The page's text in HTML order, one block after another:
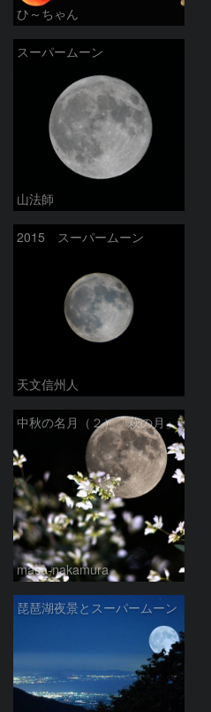
ひ～ちゃん
スーパームーン
山法師
2015 スーパームーン
天文信州人
中秋の名月（２）「萩の月」
masa-nakamura
琵琶湖夜景とスーパームーン